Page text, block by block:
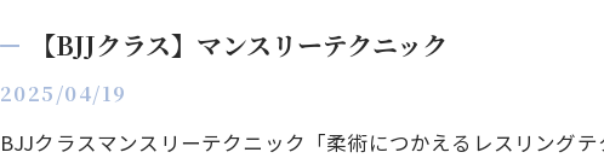
【BJJクラス】マンスリーテクニック
2025/04/19
BJJクラスマンスリーテクニック「柔術につかえるレスリング